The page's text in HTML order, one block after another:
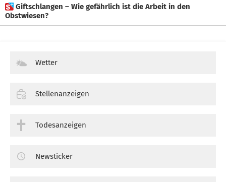
 Giftschlangen – Wie gefährlich ist die Arbeit in den
Obstwiesen?
Wetter
Stellenanzeigen
Todesanzeigen
Newsticker